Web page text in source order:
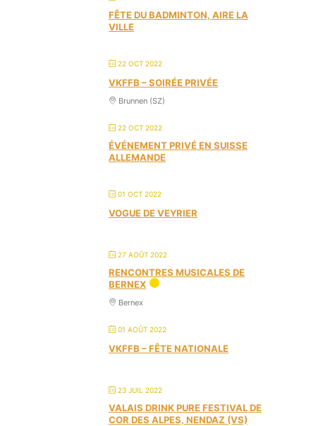
FÊTE DU BADMINTON, AIRE LA
VILLE
22 OCT 2022
VKFFB – SOIRÉE PRIVÉE
Brunnen (SZ)
22 OCT 2022
ÉVÉNEMENT PRIVÉ EN SUISSE
ALLEMANDE
01 OCT 2022
VOGUE DE VEYRIER
27 AOÛT 2022
RENCONTRES MUSICALES DE
BERNEX
Bernex
01 AOÛT 2022
VKFFB – FÊTE NATIONALE
23 JUIL 2022
VALAIS DRINK PURE FESTIVAL DE
COR DES ALPES, NENDAZ (VS)